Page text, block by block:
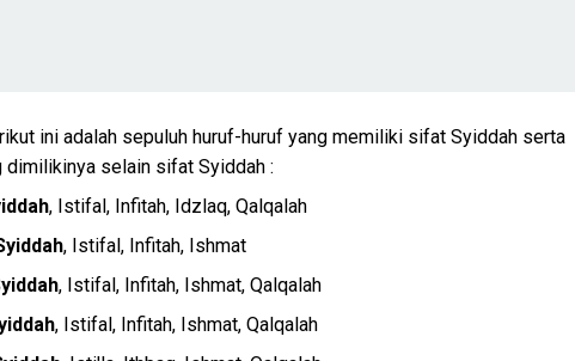
ini adalah sepuluh huruf-huruf yang memiliki sifat Syiddah serta
selain sifat Syiddah :
, Istifal, Infitah, Idzlaq, Qalqalah
, Istifal, Infitah, Ishmat
, Istifal, Infitah, Ishmat, Qalqalah
, Istifal, Infitah, Ishmat, Qalqalah